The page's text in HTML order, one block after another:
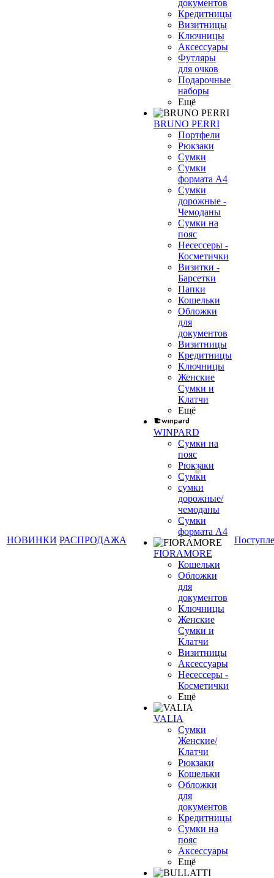
НОВИНКИ РАСПРОДАЖА
документов
Кредитницы
Визитницы
Ключницы
Аксессуары
Футляры
для очков
Подарочные
наборы
Ещё
BRUNO PERRI
Портфели
Рюкзаки
Сумки
Сумки
формата А4
Сумки
дорожные -
Чемоданы
Сумки на
пояс
Несессеры -
Косметички
Визитки -
Барсетки
Папки
Кошельки
Обложки
для
документов
Визитницы
Кредитницы
Ключницы
Женские
Сумки и
Клатчи
Ещё
WINPARD
Сумки на
пояс
Рюкзаки
Сумки
сумки
дорожные/
чемоданы
Сумки
формата А4
FIORAMORE
Кошельки
Обложки
для
документов
Ключницы
Женские
Сумки и
Клатчи
Визитницы
Аксессуары
Несессеры -
Косметички
Ещё
VALIA
Сумки
Женские/
Клатчи
Рюкзаки
Кошельки
Обложки
для
документов
Кредитницы
Сумки на
пояс
Аксессуары
Ещё